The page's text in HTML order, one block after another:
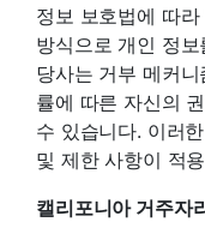
정보 보호법에 따
방식으로 개인 정
당사는 거부 메커
률에 따른 자신의
수 있습니다. 이러
및 제한 사항이 적
캘리포니아 거주자